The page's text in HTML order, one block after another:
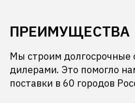
ПРЕИМУЩЕСТВА
Мы строим долгосрочные
дилерами. Это помогло
поставки в 60 городов